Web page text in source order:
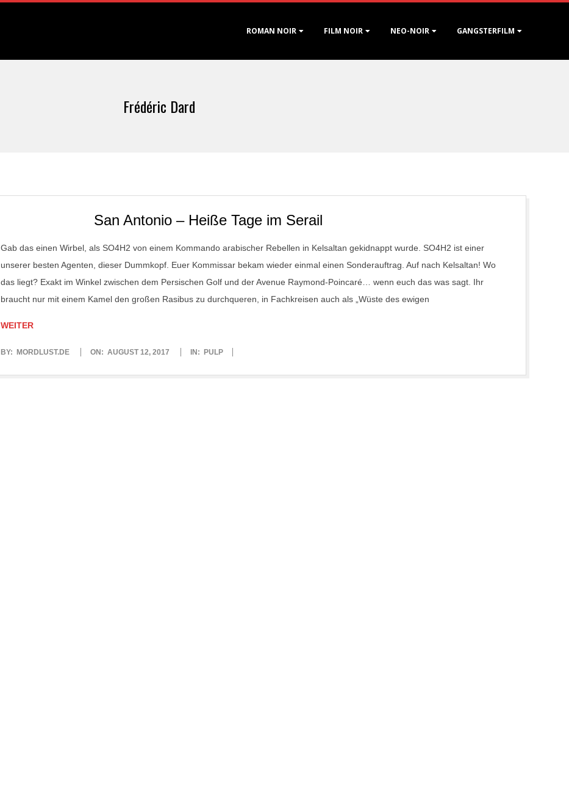
ROMAN NOIR FILM NOIR NEO-NOIR GANGSTERFILM
Frédéric Dard
San Antonio – Heiße Tage im Serail
Gab das einen Wirbel, als SO4H2 von einem Kommando arabischer Rebellen in Kelsaltan gekidnappt wurde. SO4H2 ist einer
unserer besten Agenten, dieser Dummkopf. Euer Kommissar bekam wieder einmal einen Sonderauftrag. Auf nach Kelsaltan! Wo
das liegt? Exakt im Winkel zwischen dem Persischen Golf und der Avenue Raymond-Poincaré… wenn euch das was sagt. Ihr
braucht nur mit einem Kamel den großen Rasibus zu durchqueren, in Fachkreisen auch als „Wüste des ewigen
WEITER
2017-
BY: MORDLUST.DE ON: AUGUST 12, 2017 IN: PULP